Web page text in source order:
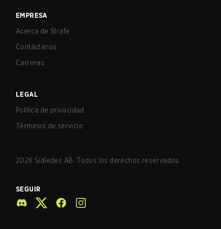
EMPRESA
Acerca de Strafe
Contáctanos
Carreras
LEGAL
Política de privacidad
Términos de servicio
2026 Sidledes AB. Todos los derechos reservados.
SEGUIR